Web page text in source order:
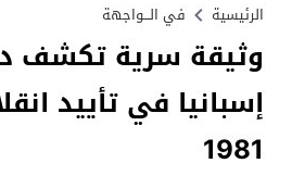
الرئيسية في الـــواجهة
وثيقة سرية تكشف
إسبانيا في تأييد
1981